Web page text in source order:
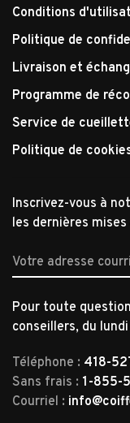
Conditions
Politique de
Livraison et
Programme de
Service de
Politique de
Inscrivez-vous à
les dernières
Pour toute
conseillers, du
Téléphone : 418-
Sans frais : 1-855-
Courriel :